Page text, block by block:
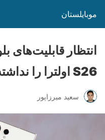
موبایلستان
انتظار
S26 اولترا را نداشته باشید!
سعید میرزاپور